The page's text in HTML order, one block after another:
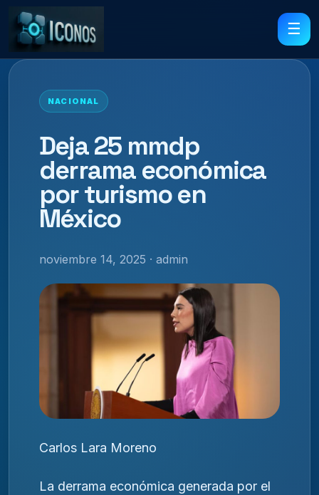
☰
NACIONAL
Deja 25 mmdp
derrama económica
por turismo en
México
noviembre 14, 2025 · admin
Carlos Lara Moreno
La derrama económica generada por el